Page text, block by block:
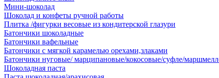
Мини-шоколад
Шоколад и конфеты ручной работы
Плитка /фигурки весовые из кондитерской глазури
Батончики шоколадные
Батончики вафельные
Батончики с мягкой карамелью орехами,злаками
Батончики нуговые/ марципановые/кокосовые/суфле/
Шоколадная паста